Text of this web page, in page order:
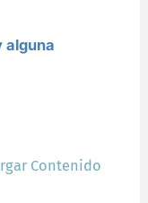
alguna
Contenido